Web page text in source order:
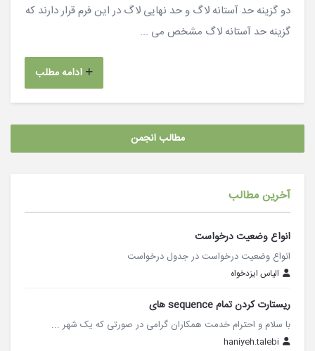
دو گزینه حد آستانه لاگ و حد نهایی لاگ در این فرم قرار دارند که
گزینه حد آستانه لاگ مشخص می ...
ادامه مطلب
مطالب انجمن
آخرین مطالب
انواع وضعیت درخواست
انواع وضعیت درخواست در جدول درخواست
الیاس ایزدخواه
ریستارت کردن تمام sequence های
با سلام و احترام خدمت همکاران گرامی در صورتی که یک شهر ...
haniyeh.talebi